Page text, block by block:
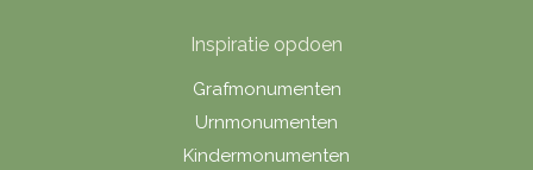
Inspiratie opdoen
Grafmonumenten
Urnmonumenten
Kindermonumenten